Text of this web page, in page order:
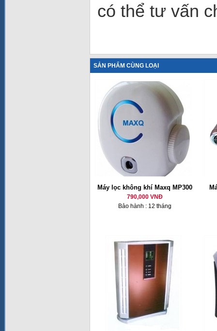
có thể tư vấn
SẢN PHẨM CÙNG LOẠI
Máy lọc không khí Maxq MP300
790,000 VNĐ
Bảo hành : 12 tháng